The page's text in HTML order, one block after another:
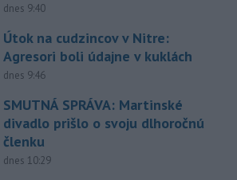
dnes 9:40
Útok na cudzincov v Nitre:
Agresori boli údajne v kuklách
dnes 9:46
SMUTNÁ SPRÁVA: Martinské
divadlo prišlo o svoju dlhoročnú
členku
dnes 10:29